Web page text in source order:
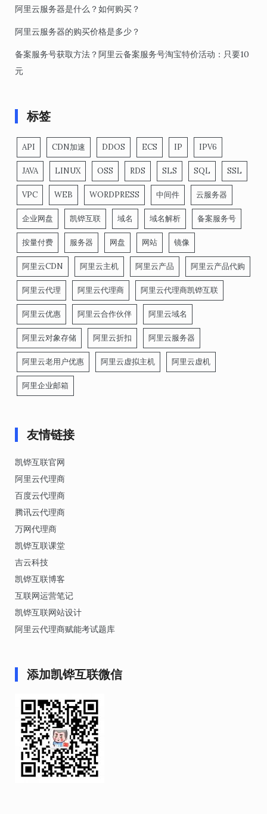
阿里云服务器是什么？如何购买？
阿里云服务器的购买价格是多少？
备案服务号获取方法？阿里云备案服务号淘宝特价活动：只要10
元
标签
API CDN加速 DDOS ECS IP IPV6
JAVA LINUX OSS RDS SLS SQL SSL
VPC WEB WORDPRESS 中间件 云服务器
企业网盘 凯铧互联 域名 域名解析 备案服务号
按量付费 服务器 网盘 网站 镜像
阿里云CDN 阿里云主机 阿里云产品 阿里云产品代购
阿里云代理 阿里云代理商 阿里云代理商凯铧互联
阿里云优惠 阿里云合作伙伴 阿里云域名
阿里云对象存储 阿里云折扣 阿里云服务器
阿里云老用户优惠 阿里云虚拟主机 阿里云虚机
阿里企业邮箱
友情链接
凯铧互联官网
阿里云代理商
百度云代理商
腾讯云代理商
万网代理商
凯铧互联课堂
吉云科技
凯铧互联博客
互联网运营笔记
凯铧互联网站设计
阿里云代理商赋能考试题库
添加凯铧互联微信